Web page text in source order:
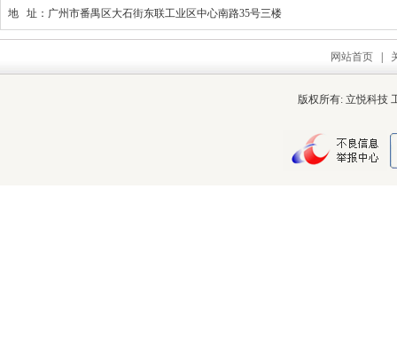
地 址：广州市番禺区大石街东联工业区中心南路35号三楼
网站首页
版权所有: 立悦科技